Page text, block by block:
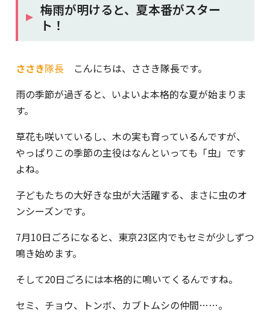
梅雨が明けると、夏本番がスター
ト！
ささき隊長 こんにちは、ささき隊長です。
雨の季節が過ぎると、いよいよ本格的な夏が始まりま
す。
草花も咲いているし、木の実も育っているんですが、
やっぱりこの季節の主役はなんといっても「虫」です
よね。
子どもたちの大好きな虫が大活躍する、まさに虫のオ
ンシーズンです。
7月10日ごろになると、東京23区内でもセミが少しずつ
鳴き始めます。
そして20日ごろには本格的に鳴いてくるんですね。
セミ、チョウ、トンボ、カブトムシの仲間……。